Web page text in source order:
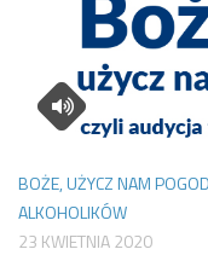
BOŻE, UŻYCZ NAM
ALKOHOLIKÓW
23 KWIETNIA 2020